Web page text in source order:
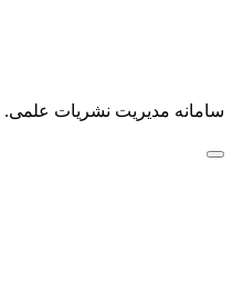
سامانه مدیریت نشریات علمی.